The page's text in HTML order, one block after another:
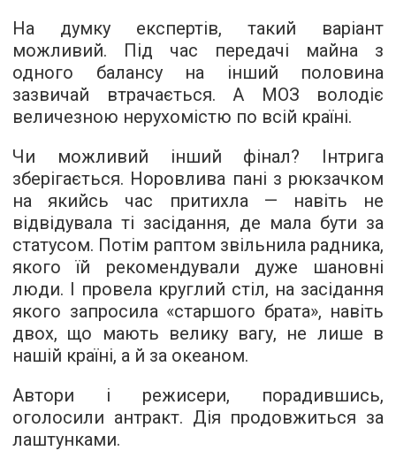
На думку експертів, такий варіант
можливий. Під час передачі майна з
одного балансу на інший половина
зазвичай втрачається. А МОЗ володіє
величезною нерухомістю по всій країні.
Чи можливий інший фінал? Інтрига
зберігається. Норовлива пані з рюкзачком
на якийсь час притихла — навіть не
відвідувала ті засідання, де мала бути за
статусом. Потім раптом звільнила радника,
якого їй рекомендували дуже шановні
люди. І провела круглий стіл, на засідання
якого запросила «старшого брата», навіть
двох, що мають велику вагу, не лише в
нашій країні, а й за океаном.
Автори і режисери, порадившись,
оголосили антракт. Дія продовжиться за
лаштунками.